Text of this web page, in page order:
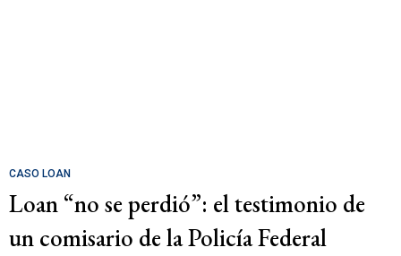
CASO LOAN
Loan “no se perdió”: el testimonio de
un comisario de la Policía Federal